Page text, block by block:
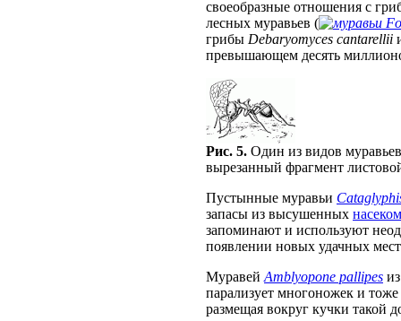
своеобразные отношения с
лесных муравьев (
грибы Debaryomyces cantarellii
превышающем десять
Рис. 5. Один из видов
вырезанный фрагмент
Пустынные муравьи
запасы из высушенных
запоминают и используют
появлении новых удачных
МуравейAmblyopone pallipes
парализует многоножек и
размещая вокруг кучки такой